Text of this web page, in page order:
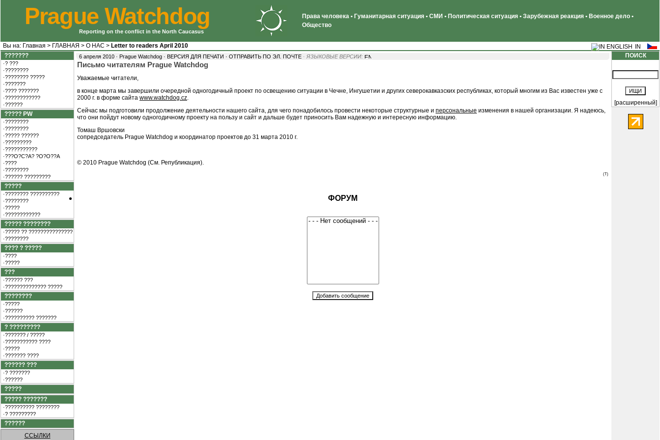
Prague Watchdog
Reporting on the conflict in the North Caucasus
Права человека • Гуманитарная ситуация • СМИ • Политическая ситуация • Зарубежная реакция • Военное дело •
Общество
Вы на: Главная > ГЛАВНАЯ > О НАС > Letter to readers April 2010
???????
·? ???
·????????
·???????? ?????
·???????
·???? ???????
·????????????
·??????
????? PW
·????????
·????????
·????? ??????
·?????????
·???????????
·???O?C?A? ?O?O??A
·????
·????????
·?????? ?????????
?????
·???????? ??????????
·????????
·?????
·????????????
????? ????????
·????? ?? ???????????????
·????????
???? ? ?????
·????
·?????
???
·?????? ???
·?????????????? ?????
????????
·?????
·??????
·?????????? ???????
? ?????????
·??????? / ?????
·??????????? ????
·?????
·??????? ????
?????? ???
·? ???????
·??????
?????
????? ???????
·?????????? ????????
·? ?????????
??????
ССЫЛКИ
6 апреля 2010 · Prague Watchdog · ВЕРСИЯ ДЛЯ ПЕЧАТИ · ОТПРАВИТЬ ПО ЭЛ. ПОЧТЕ · ЯЗЫКОВЫЕ ВЕРСИИ:
Письмо читателям Prague Watchdog
Уважаемые читатели,
в конце марта мы завершили очередной одногодичный проект по освещению ситуации в Чечне, Ингушетии и других северокавказских республиках, который многим из Вас известен уже с
2000 г. в форме сайта www.watchdog.cz.
Сейчас мы подготовили продолжение деятельности нашего сайта, для чего понадобилось провести некоторые структурные и персональные изменения в нашей организации. Я надеюсь,
что они пойдут новому одногодичному проекту на пользу и сайт и дальше будет приносить Вам надежную и интересную информацию.
Томаш Вршовски
сопредседатель Prague Watchdog и координатор проектов до 31 марта 2010 г.
© 2010 Prague Watchdog (См. Републикация).
(T)
ФОРУМ
ПОИСК
[расширенный]